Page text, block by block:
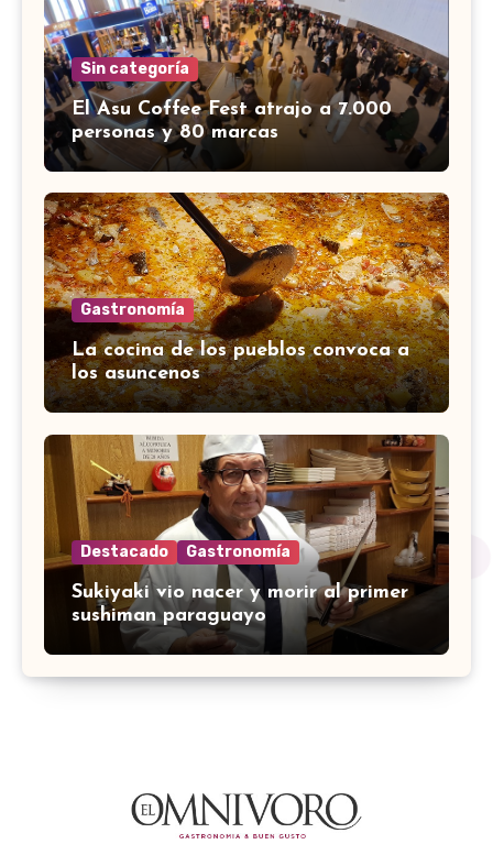
Sin categoría
El Asu Coffee Fest atrajo a 7.000
personas y 80 marcas
Gastronomía
La cocina de los pueblos convoca a
los asuncenos
Destacado Gastronomía
Sukiyaki vio nacer y morir al primer
sushiman paraguayo